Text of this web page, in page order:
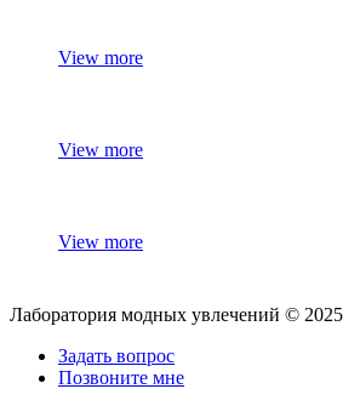
View more
View more
View more
Лаборатория модных увлечений © 2025
Задать вопрос
Позвоните мне